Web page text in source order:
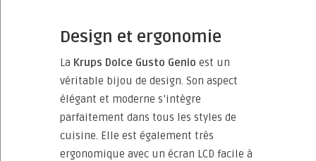
Design et ergonomie
La Krups Dolce Gusto Genio est un
véritable bijou de design. Son aspect
élégant et moderne s’intègre
parfaitement dans tous les styles de
cuisine. Elle est également très
ergonomique avec un écran LCD facile à